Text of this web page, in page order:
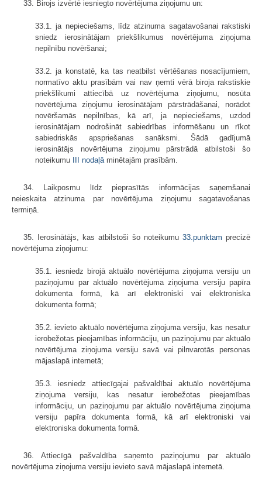
33. Birojs izvērtē iesniegto novērtējuma ziņojumu un:
33.1. ja nepieciešams, līdz atzinuma sagatavošanai rakstiski
sniedz ierosinātājam priekšlikumus novērtējuma ziņojuma
nepilnību novēršanai;
33.2. ja konstatē, ka tas neatbilst vērtēšanas nosacījumiem,
normatīvo aktu prasībām vai nav ņemti vērā biroja rakstiskie
priekšlikumi attiecībā uz novērtējuma ziņojumu, nosūta
novērtējuma ziņojumu ierosinātājam pārstrādāšanai, norādot
novēršamās nepilnības, kā arī, ja nepieciešams, uzdod
ierosinātājam nodrošināt sabiedrības informēšanu un rīkot
sabiedriskās apspriešanas sanāksmi. Šādā gadījumā
ierosinātājs novērtējuma ziņojumu pārstrādā atbilstoši šo
noteikumu III nodaļāminētajām prasībām.
34. Laikposmu līdz pieprasītās informācijas saņemšanai
neieskaita atzinuma par novērtējuma ziņojumu sagatavošanas
termiņā.
35. Ierosinātājs, kas atbilstoši šo noteikumu 33.punktam precizē
novērtējuma ziņojumu:
35.1. iesniedz birojā aktuālo novērtējuma ziņojuma versiju un
paziņojumu par aktuālo novērtējuma ziņojuma versiju papīra
dokumenta formā, kā arī elektroniski vai elektroniska
dokumenta formā;
35.2. ievieto aktuālo novērtējuma ziņojuma versiju, kas nesatur
ierobežotas pieejamības informāciju, un paziņojumu par aktuālo
novērtējuma ziņojuma versiju savā vai pilnvarotās personas
mājaslapā internetā;
35.3. iesniedz attiecīgajai pašvaldībai aktuālo novērtējuma
ziņojuma versiju, kas nesatur ierobežotas pieejamības
informāciju, un paziņojumu par aktuālo novērtējuma ziņojuma
versiju papīra dokumenta formā, kā arī elektroniski vai
elektroniska dokumenta formā.
36. Attiecīgā pašvaldība saņemto paziņojumu par aktuālo
novērtējuma ziņojuma versiju ievieto savā mājaslapā internetā.